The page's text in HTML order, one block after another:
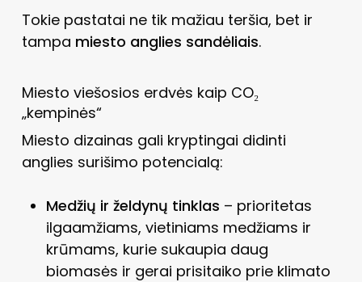
Tokie pastatai ne tik mažiau teršia, bet ir
tampa miesto anglies sandėliais.
Miesto viešosios erdvės kaip CO₂
„kempinės“
Miesto dizainas gali kryptingai didinti
anglies surišimo potencialą:
Medžių ir želdynų tinklas – prioritetas
ilgaamžiams, vietiniams medžiams ir
krūmams, kurie sukaupia daug
biomasės ir gerai prisitaiko prie klimato